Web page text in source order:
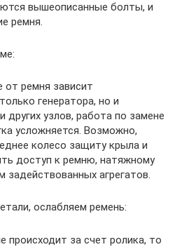
вышеописанные болты, и
ремня.
от ремня зависит
генератора, но и
других узлов, работа по замене
усложняется. Возможно,
колесо защиту крыла и
доступ к ремню, натяжному
задействованных агрегатов.
ослабляем ремень:
происходит за счет ролика, то